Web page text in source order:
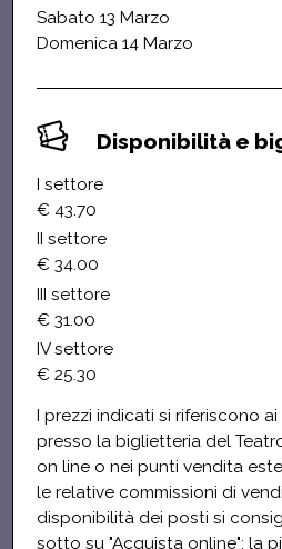
Sabato 13 Marzo
Domenica 14 Marzo
Disponibilità e
I settore
€ 43.70
II settore
€ 34.00
III settore
€ 31.00
IV settore
€ 25.30
I prezzi indicati si riferiscono
presso la biglietteria del
on line o nei punti vendita
le relative commissioni di
disponibilità dei posti si
sotto su "Acquista online": la